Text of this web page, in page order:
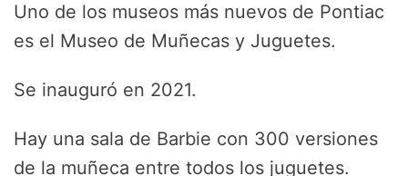
Uno de los museos más nuevos de Pontiac
es el Museo de Muñecas y Juguetes.
Se inauguró en 2021.
Hay una sala de Barbie con 300 versiones
de la muñeca entre todos los juguetes.